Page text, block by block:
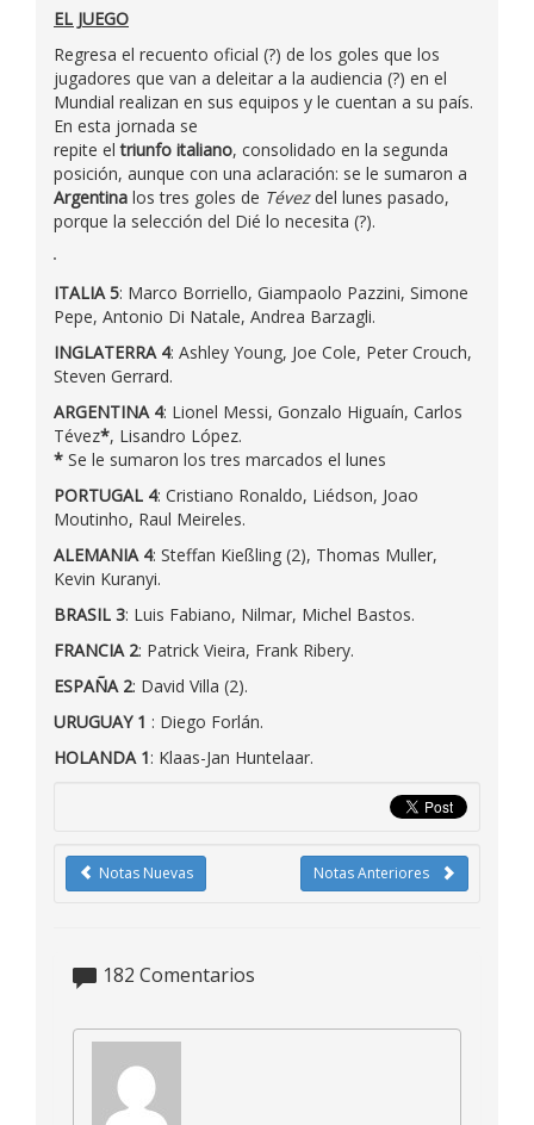
EL JUEGO
Regresa el recuento oficial (?) de los goles que los
jugadores que van a deleitar a la audiencia (?) en el
Mundial realizan en sus equipos y le cuentan a su país.
En esta jornada se
repite eltriunfo italiano, consolidado en la segunda
posición, aunque con una aclaración: se le sumaron a
Argentina los tres goles de Tévez del lunes pasado,
porque la selección del Dié lo necesita (?).
ITALIA 5: Marco Borriello, Giampaolo Pazzini, Simone
Pepe, Antonio Di Natale, Andrea Barzagli.
INGLATERRA 4: Ashley Young, Joe Cole, Peter Crouch,
Steven Gerrard.
ARGENTINA 4: Lionel Messi, Gonzalo Higuaín, Carlos
Tévez*, Lisandro López.
* Se le sumaron los tres marcados el lunes
PORTUGAL 4: Cristiano Ronaldo, Liédson, Joao
Moutinho, Raul Meireles.
ALEMANIA 4: Steffan Kießling (2), Thomas Muller,
Kevin Kuranyi.
BRASIL 3: Luis Fabiano, Nilmar, Michel Bastos.
FRANCIA 2: Patrick Vieira, Frank Ribery.
ESPAÑA 2: David Villa (2).
URUGUAY 1 : Diego Forlán.
HOLANDA 1: Klaas-Jan Huntelaar.
Notas Anteriores
Notas Nuevas
182 Comentarios